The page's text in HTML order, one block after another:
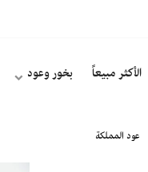
الأكثر مبيعاً بخور وعود
عود المملكة